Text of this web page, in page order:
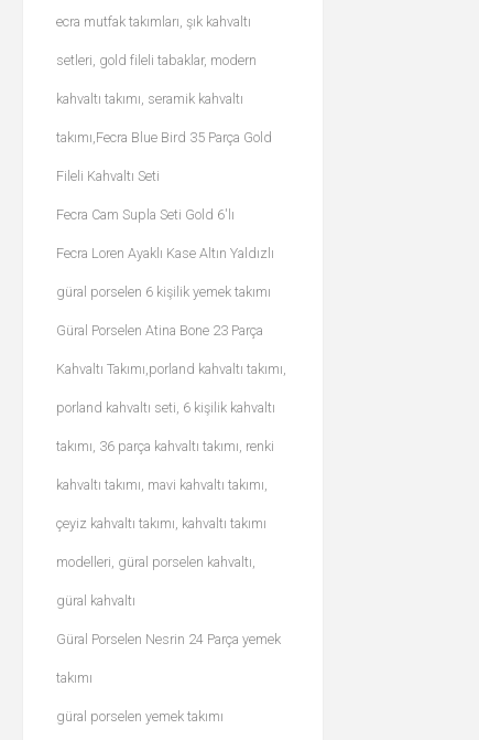
ecra mutfak takımları, şık kahvaltı
setleri, gold fileli tabaklar, modern
kahvaltı takımı, seramik kahvaltı
takımı,Fecra Blue Bird 35 Parça Gold
Fileli Kahvaltı Seti
Fecra Cam Supla Seti Gold 6'lı
Fecra Loren Ayaklı Kase Altın Yaldızlı
güral porselen 6 kişilik yemek takımı
Güral Porselen Atina Bone 23 Parça
Kahvaltı Takımı,porland kahvaltı takımı,
porland kahvaltı seti, 6 kişilik kahvaltı
takımı, 36 parça kahvaltı takımı, renki
kahvaltı takımı, mavi kahvaltı takımı,
çeyiz kahvaltı takımı, kahvaltı takımı
modelleri, güral porselen kahvaltı,
güral kahvaltı
Güral Porselen Nesrin 24 Parça yemek
takımı
güral porselen yemek takımı